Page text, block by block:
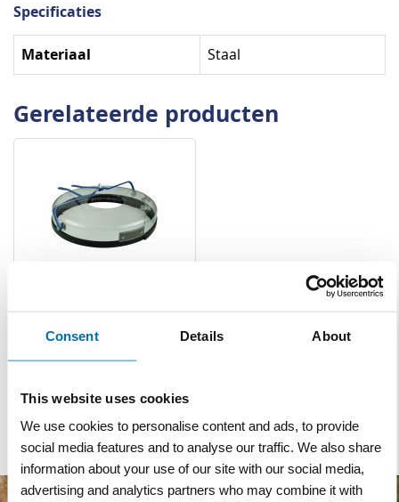
Consent Details About
This website uses cookies
We use cookies to personalise content and ads, to provide
social media features and to analyse our traffic. We also share
information about your use of our site with our social media,
advertising and analytics partners who may combine it with
Specificaties
Specificaties
Materiaal Staal
Gerelateerde producten
Beschermkap voor
staalborstel op bosmaaier
Artnr p1162 excl. btw
€ 180,00